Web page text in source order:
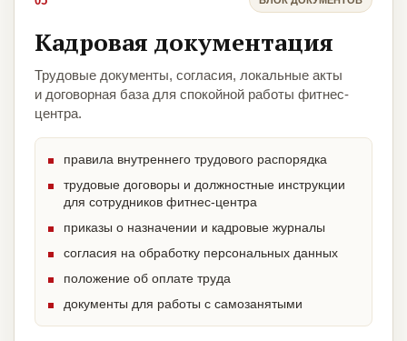
Кадровая документация
Трудовые документы, согласия, локальные акты
и договорная база для спокойной работы фитнес-
центра.
правила внутреннего трудового распорядка
трудовые договоры и должностные инструкции
для сотрудников фитнес-центра
приказы о назначении и кадровые журналы
согласия на обработку персональных данных
положение об оплате труда
документы для работы с самозанятыми